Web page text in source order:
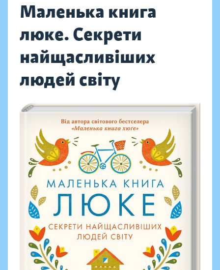
Маленька книга
люке. Секрети
найщасливіших
людей світу